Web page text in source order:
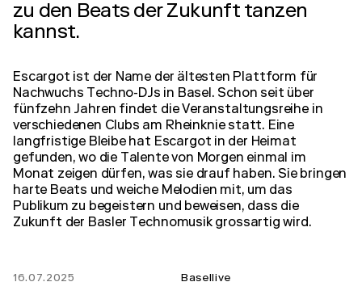
zu den Beats der Zukunft tanzen
kannst.
Escargot ist der Name der ältesten Plattform für
Nachwuchs Techno-DJs in Basel. Schon seit über
fünfzehn Jahren findet die Veranstaltungsreihe in
verschiedenen Clubs am Rheinknie statt. Eine
langfristige Bleibe hat Escargot in der Heimat
gefunden, wo die Talente von Morgen einmal im
Monat zeigen dürfen, was sie drauf haben. Sie bringen
harte Beats und weiche Melodien mit, um das
Publikum zu begeistern und beweisen, dass die
Zukunft der Basler Technomusik grossartig wird.
16.07.2025 Basellive